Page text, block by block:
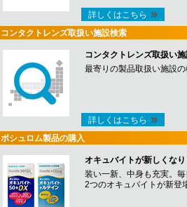
詳しくはこちら
コンタクトレンズ取扱い施設検索
コンタクトレンズ取扱い
最寄りの製品取扱い施設の
詳しくはこちら
ボシュロム製品の購入
オキュバイトが新しくなり
装い一新、中身も充実。
2つのオキュバイトが新登